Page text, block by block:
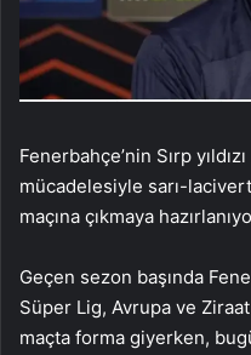
Fenerbahçe’nin Sırp
mücadelesiyle sarı-
maçına çıkmaya
Geçen sezon başında
Süper Lig, Avrupa ve
maçta forma giyerken,